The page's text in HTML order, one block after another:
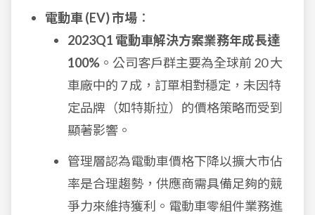
電動車 (EV) 市場 ：
2023Q1 電動車解決方案業務年成長達
100% 。公司客戶群主要為全球前 20 大
車廠中的 7 成，訂單相對穩定，未因特
定品牌（如特斯拉）的價格策略而受到
顯著影響。
管理層認為電動車價格下降以擴大市佔
率是合理趨勢，供應商需具備足夠的競
爭力來維持獲利。電動車零組件業務進